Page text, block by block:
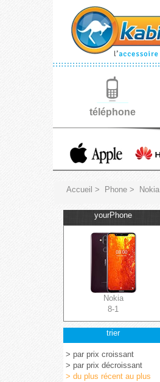
téléphone
Accueil > Phone > Nokia
yourPhone
Nokia
8-1
trier
> par prix croissant
> par prix décroissant
> du plus récent au plus